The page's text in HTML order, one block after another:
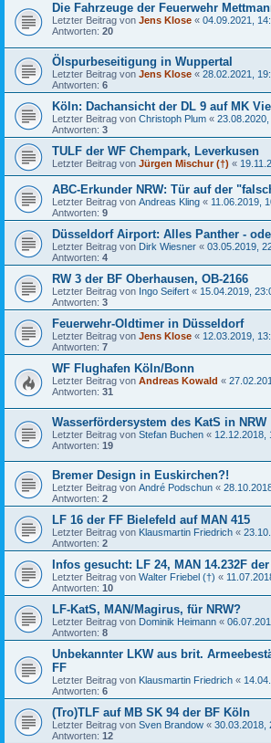
Die Fahrzeuge der Feuerwehr
Letzter Beitrag von Jens Klose « 04.09.2021,
Antworten: 20
Ölspurbeseitigung in Wuppertal
Letzter Beitrag von Jens Klose « 28.02.2021,
Antworten: 6
Köln: Dachansicht der DL 9 auf MK
Letzter Beitrag von Christoph Plum «
Antworten: 3
TULF der WF Chempark, Leverkusen
Letzter Beitrag von Jürgen Mischur (†) «
ABC-Erkunder NRW: Tür auf der
Letzter Beitrag von Andreas Kling « 11.06.2019,
Antworten: 9
Düsseldorf Airport: Alles Panther -
Letzter Beitrag von Dirk Wiesner « 03.05.2019,
Antworten: 4
RW 3 der BF Oberhausen, OB-2166
Letzter Beitrag von Ingo Seifert « 15.04.2019,
Antworten: 3
Feuerwehr-Oldtimer in Düsseldorf
Letzter Beitrag von Jens Klose « 12.03.2019,
Antworten: 7
WF Flughafen Köln/Bonn
Letzter Beitrag von Andreas Kowald «
Antworten: 31
Wasserfördersystem des KatS in NRW
Letzter Beitrag von Stefan Buchen « 12.12.2018,
Antworten: 19
Bremer Design in Euskirchen?!
Letzter Beitrag von André Podschun «
Antworten: 2
LF 16 der FF Bielefeld auf MAN 415
Letzter Beitrag von Klausmartin Friedrich «
Antworten: 2
Infos gesucht: LF 24, MAN 14.232F
Letzter Beitrag von Walter Friebel (†) «
Antworten: 10
LF-KatS, MAN/Magirus, für NRW?
Letzter Beitrag von Dominik Heimann «
Antworten: 8
Unbekannter LKW aus brit.
FF
Letzter Beitrag von Klausmartin Friedrich «
Antworten: 6
(Tro)TLF auf MB SK 94 der BF Köln
Letzter Beitrag von Sven Brandow « 30.03.2018,
Antworten: 12